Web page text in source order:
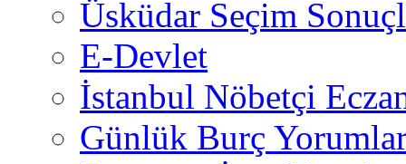
Üsküdar Seçim
E-Devlet
İstanbul Nöbetçi
Günlük Burç